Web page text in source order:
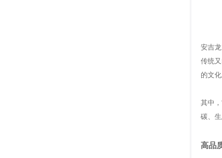
安吉
传统
的文
其中
碳、
高品